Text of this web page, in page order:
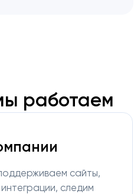
работаем
сайты,
следим